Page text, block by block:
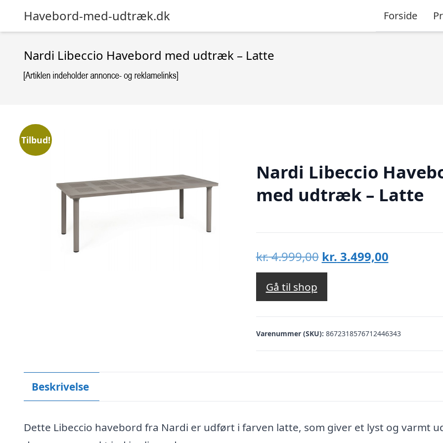
Havebord-med-udtræk.dk Forside
Nardi Libeccio Havebord med udtræk – Latte
Tilbud!
Nardi Libeccio
med udtræk – Latte
kr.4.999,00 Den
oprindelige
var:
kr. 4.999,00.
kr. 3.499,00Den
kr.
Gå til shop
Varenummer (SKU): 8672318576712446343
Beskrivelse
Dette Libeccio havebord fra Nardi er udført i farven latte, som giver et lyst og varmt